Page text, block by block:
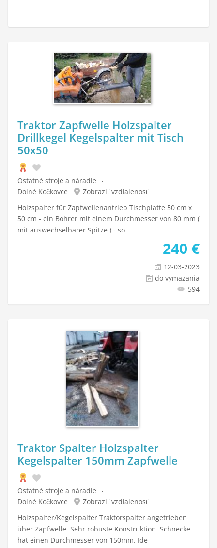
Traktor Zapfwelle Holzspalter
Drillkegel Kegelspalter mit Tisch
50x50
Ostatné stroje a náradie
Dolné Kočkovce
Zobraziť vzdialenosť
Holzspalter für Zapfwellenantrieb Tischplatte 50 cm x
50 cm - ein Bohrer mit einem Durchmesser von 80 mm (
mit auswechselbarer Spitze ) - so
240 €
12-03-2023
do vymazania
594
Traktor Spalter Holzspalter
Kegelspalter 150mm Zapfwelle
Ostatné stroje a náradie
Dolné Kočkovce
Zobraziť vzdialenosť
Holzspalter/Kegelspalter Traktorspalter angetrieben
über Zapfwelle. Sehr robuste Konstruktion. Schnecke
hat einen Durchmesser von 150mm. Ide